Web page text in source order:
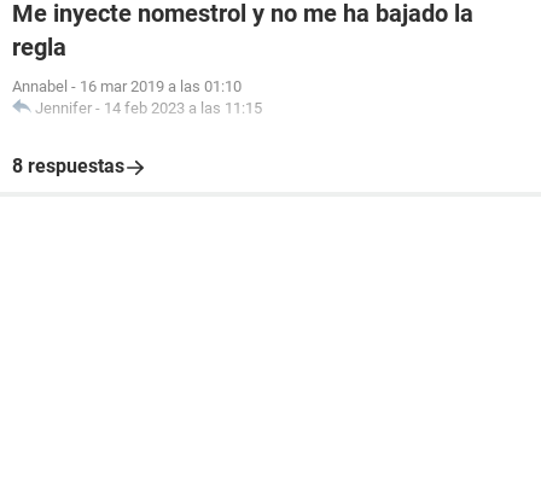
Me inyecte nomestrol y no me ha bajado la
regla
Annabel - 16 mar 2019 a las 01:10
Jennifer - 14 feb 2023 a las 11:15
8 respuestas